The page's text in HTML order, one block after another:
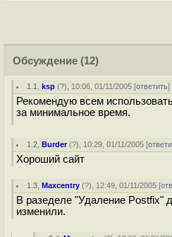
Обсуждение (12)
1.1 ,ksp (?), 10:06, 01/11/2005 [ответить]
Рекомендую всем
за минимальное время.
1.2 ,Burder(?), 10:29, 01/11/2005 [
Хороший сайт
1.3 ,Maxcentry (?), 12:49, 01/11/2005 [
В разеделе "Удаление Postfix"
изменили.